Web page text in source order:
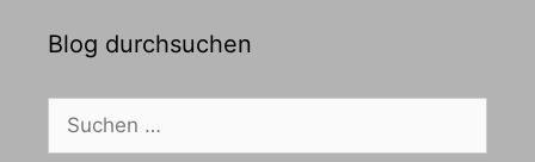
Blog durchsuchen
Suchen
nach: